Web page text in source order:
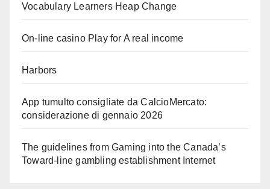
Vocabulary Learners Heap Change
On-line casino Play for A real income
Harbors
App tumulto consigliate da CalcioMercato:
considerazione di gennaio 2026
The guidelines from Gaming into the Canada’s
Toward-line gambling establishment Internet